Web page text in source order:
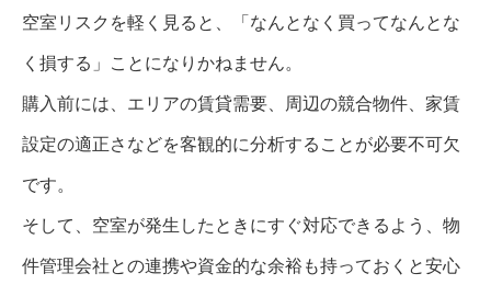
空室リスクを軽く見ると、「なんとなく買ってなんとな
く損する」ことになりかねません。
購入前には、エリアの賃貸需要、周辺の競合物件、家賃
設定の適正さなどを客観的に分析することが必要不可欠
です。
そして、空室が発生したときにすぐ対応できるよう、物
件管理会社との連携や資金的な余裕も持っておくと安心